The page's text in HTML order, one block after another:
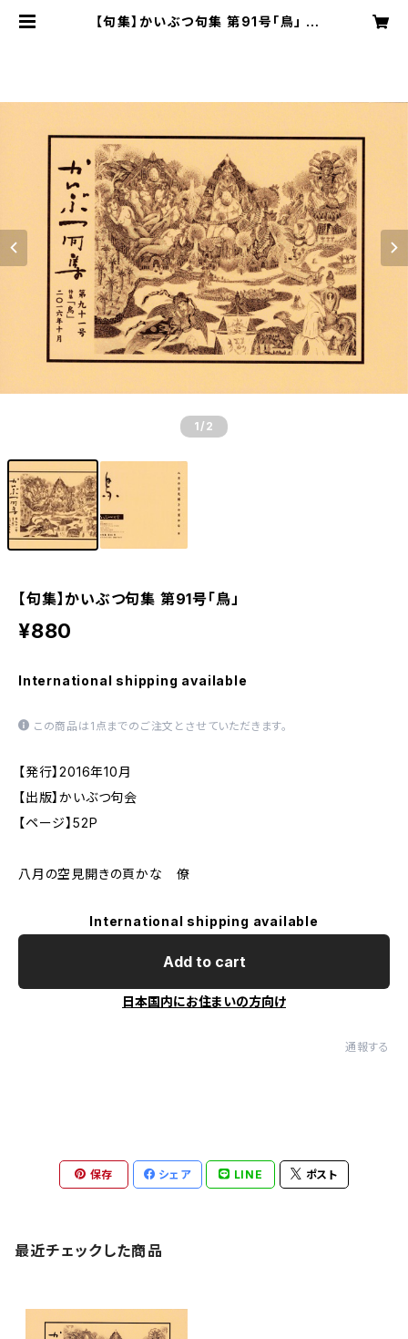
【句集】かいぶつ句集 第91号「鳥」 |
1 /2
【句集】かいぶつ句集 第91号「鳥」
¥880
International shipping available
この商品は1点までのご注文とさせていただきます。
【発行】2016年10月
【出版】かいぶつ句会
【ページ】52P
八月の空見開きの頁かな 僚
International shipping available
Add to cart
日本国内にお住まいの方向け
通報する
保存 シェア LINE ポスト
最近チェックした商品